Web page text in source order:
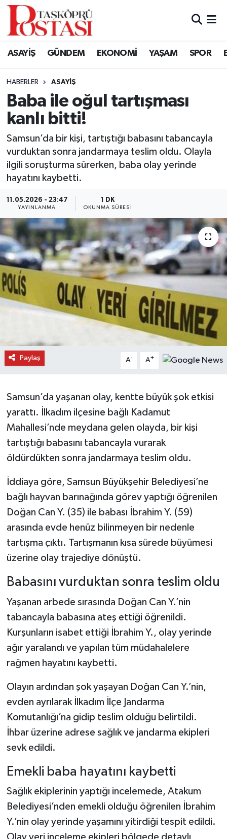
ASAYİŞ GÜNDEM EKONOMİ YAŞAM SPOR
HABERLER ASAYIŞ
Baba ile oğul tartışması
kanlı bitti!
Samsun’da bir kişi, tartıştığı babasını tabancayla
vurduktan sonra jandarmaya teslim oldu. Olayla
ilgili soruşturma sürerken, baba olay yerinde
hayatını kaybetti.
11.05.2026 - 23:47
YAYINLANMA
1 DK
OKUNMA SÜRESI
Paylaş A- A+
Samsun’da yaşanan olay, kentte büyük şok etkisi
yarattı. İlkadım ilçesine bağlı Kadamut
Mahallesi’nde meydana gelen olayda, bir kişi
tartıştığı babasını tabancayla vurarak
öldürdükten sonra jandarmaya teslim oldu.
İddiaya göre, Samsun Büyükşehir Belediyesi’ne
bağlı hayvan barınağında görev yaptığı öğrenilen
Doğan Can Y. (35) ile babası İbrahim Y. (59)
arasında evde henüz bilinmeyen bir nedenle
tartışma çıktı. Tartışmanın kısa sürede büyümesi
üzerine olay trajediye dönüştü.
Babasını vurduktan sonra teslim oldu
Yaşanan arbede sırasında Doğan Can Y.’nin
tabancayla babasına ateş ettiği öğrenildi.
Kurşunların isabet ettiği İbrahim Y., olay yerinde
ağır yaralandı ve yapılan tüm müdahalelere
rağmen hayatını kaybetti.
Olayın ardından şok yaşayan Doğan Can Y.’nin,
evden ayrılarak İlkadım İlçe Jandarma
Komutanlığı’na gidip teslim olduğu belirtildi.
İhbar üzerine adrese sağlık ve jandarma ekipleri
sevk edildi.
Emekli baba hayatını kaybetti
Sağlık ekiplerinin yaptığı incelemede, Atakum
Belediyesi’nden emekli olduğu öğrenilen İbrahim
Y.’nin olay yerinde yaşamını yitirdiği tespit edildi.
Kastamonu Vefat Edenler
Araç Haberleri
Azdavay Haberleri
Bozkurt Haberleri
Cide Haberleri
Daday Haberleri
Devrekani Haberleri
Doğanyurt Haberleri
Hanönü Haberleri
İhsangazi Haberleri
Küre Haberleri
Merkez Haberleri
Pınarbaşı Haberleri
Şenpazar Haberleri
Seydiler Haberleri
Taşköprü Haberleri
Tosya Haberleri
Karadeniz Haberleri
Ulusal Haberler
Teknoloji Haberleri
Siyaset Haberleri
Dünya Haberleri
Haber Arşivi